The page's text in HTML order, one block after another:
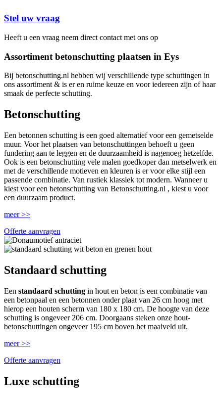
Stel uw vraag
Heeft u een vraag neem direct contact met ons op
Assortiment betonschutting plaatsen in Eys
Bij betonschutting.nl hebben wij verschillende type schuttingen in
ons assortiment & is er en ruime keuze en voor iedereen zijn of haar
smaak de perfecte schutting.
Betonschutting
Een betonnen schutting is een goed alternatief voor een gemetselde
muur. Voor het plaatsen van betonschuttingen behoeft u geen
fundering aan te leggen en de duurzaamheid is nagenoeg hetzelfde.
Ook is een betonschutting vele malen goedkoper dan metselwerk en
met de verschillende motieven en kleuren is er voor elke stijl een
passende combinatie. Van rustiek klassiek tot modern. Wanneer u
kiest voor een betonschutting van Betonschutting.nl , kiest u voor
een duurzaam product.
meer >>
Offerte aanvragen
Standaard schutting
Een standaard schutting in hout en beton is een combinatie van
een betonpaal en een betonnen onder plaat van 26 cm hoog met
hierop een houten scherm van 180 x 180 cm. De hoogte van deze
schutting is ongeveer 206 cm. Doorgaans steken onze hout-
betonschuttingen ongeveer 195 cm boven het maaiveld uit.
meer >>
Offerte aanvragen
Luxe schutting